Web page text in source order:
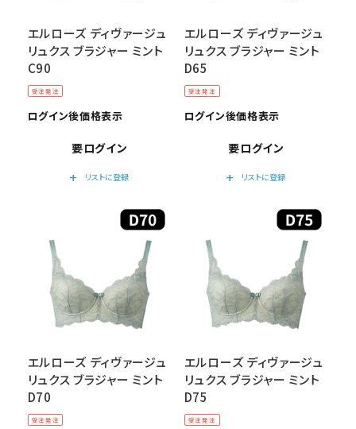
受注発注
エルローズ ディヴァージュ
リュクス ブラジャー ミント
C90
ログイン後価格表示
要ログイン
add
リストに登録
受注発注
エルローズ ディヴァージュ
リュクス ブラジャー ミント
D65
ログイン後価格表示
要ログイン
add
リストに登録
受注発注
エルローズ ディヴァージュ
リュクス ブラジャー ミント
D70
受注発注
エルローズ ディヴァージュ
リュクス ブラジャー ミント
D75